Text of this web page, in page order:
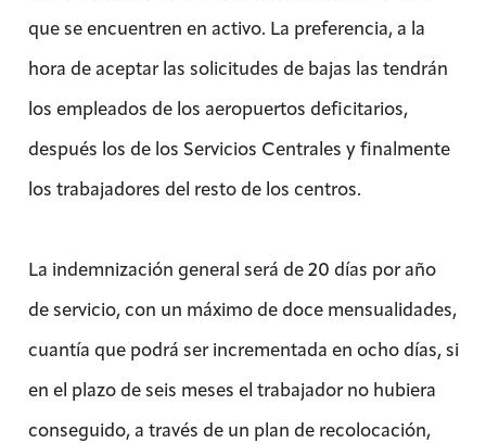
que se encuentren en activo. La preferencia, a la
hora de aceptar las solicitudes de bajas las tendrán
los empleados de los aeropuertos deficitarios,
después los de los Servicios Centrales y finalmente
los trabajadores del resto de los centros.
La indemnización general será de 20 días por año
de servicio, con un máximo de doce mensualidades,
cuantía que podrá ser incrementada en ocho días, si
en el plazo de seis meses el trabajador no hubiera
conseguido, a través de un plan de recolocación,